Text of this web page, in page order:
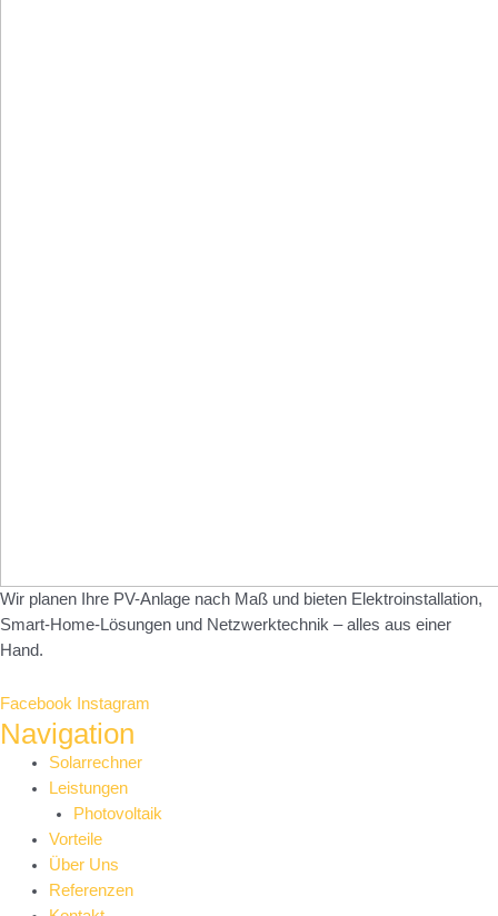
Wir planen Ihre PV-Anlage nach Maß und bieten Elektroinstallation,
Smart-Home-Lösungen und Netzwerktechnik – alles aus einer
Hand.
Facebook Instagram
Navigation
Main
Menu
Solarrechner
Leistungen
Photovoltaik
Vorteile
Über Uns
Referenzen